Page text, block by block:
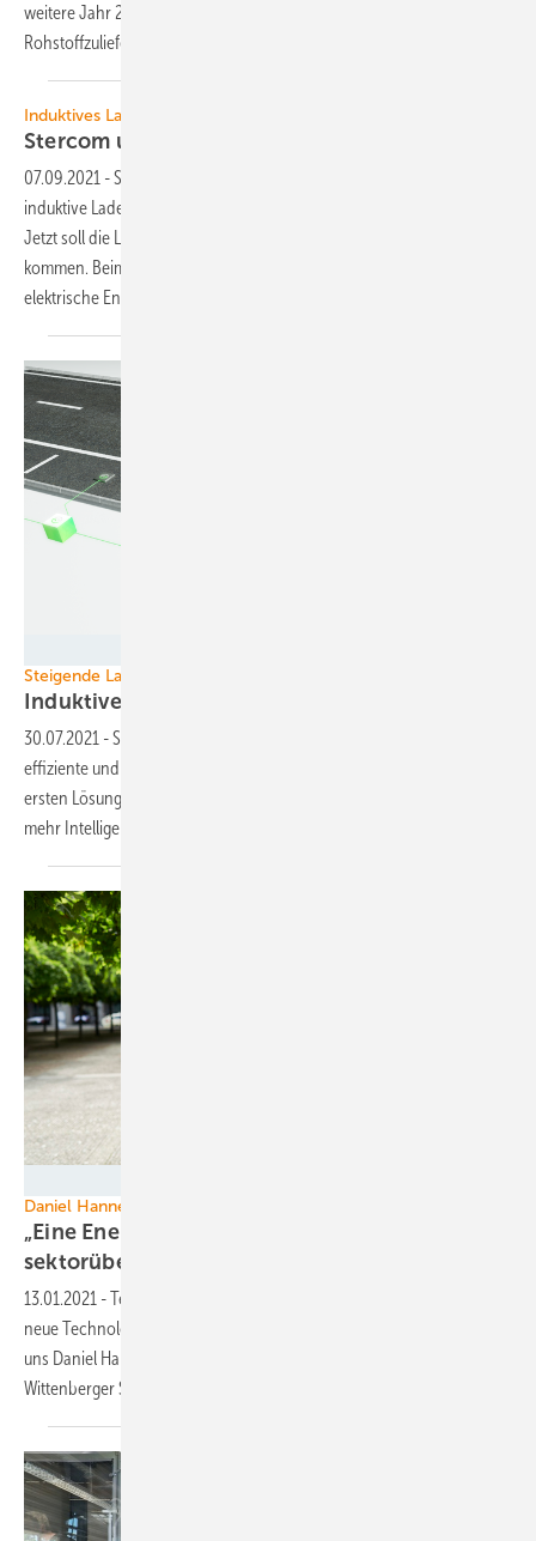
weitere Jahr 2022. ­Kapazitäten werden so zügig erweitert, wie es
Rohstoffzulieferer
Induktives Laden
Stercom und Tesvolt
07.09.2021 -Stercom Power Solutions und Tesvolt wollen gemeinsam
induktive Ladesysteme entwickeln. Erste Lösungen gibt es bereits.
Jetzt soll die Ladeleistung steigen und mehr Intelligenz in die Systeme
kommen. Beim induktiven Laden wird mittels einer Magnetspule
elektrische Energie berührungslos in
Steigende Ladeleistung, mehr Intelligenz
Induktives Laden auf dem
30.07.2021 -Stercom Power Solutions und Tesvolt wollen gemeinsam
effiziente und markttaugliche induktive Ladesysteme entwickeln. Die
ersten Lösungen gibt es bereits. Jetzt soll die Ladeleistung steigen und
mehr Intelligenz in die
Daniel Hannemann und Simon Schandert von Tesvolt
„Eine Energiewende kann nur
sektorübergreifend
13.01.2021 -Tesvolt hat in den vergangenen Jahren immer wieder
neue Technologien entwickelt. In die neusten Entwicklungen lassen
uns Daniel Hannemann und Simon Schandert, Geschäftsführer des
Wittenberger Speicherherstellers, hinein